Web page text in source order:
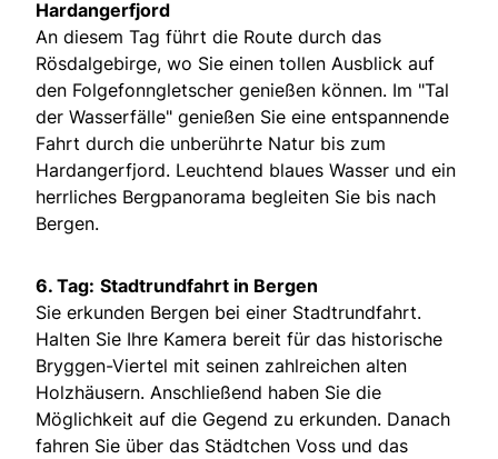
Hardangerfjord
An diesem Tag führt die Route durch das
Rösdalgebirge, wo Sie einen tollen Ausblick auf
den Folgefonngletscher genießen können. Im "Tal
der Wasserfälle" genießen Sie eine entspannende
Fahrt durch die unberührte Natur bis zum
Hardangerfjord. Leuchtend blaues Wasser und ein
herrliches Bergpanorama begleiten Sie bis nach
Bergen.
6. Tag: Stadtrundfahrt in Bergen
Sie erkunden Bergen bei einer Stadtrundfahrt.
Halten Sie Ihre Kamera bereit für das historische
Bryggen-Viertel mit seinen zahlreichen alten
Holzhäusern. Anschließend haben Sie die
Möglichkeit auf die Gegend zu erkunden. Danach
fahren Sie über das Städtchen Voss und das